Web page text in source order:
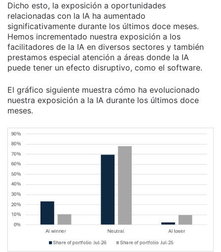
Dicho esto, la exposición a oportunidades
relacionadas con la IA ha aumentado
significativamente durante los últimos doce meses.
Hemos incrementado nuestra exposición a los
facilitadores de la IA en diversos sectores y también
prestamos especial atención a áreas donde la IA
puede tener un efecto disruptivo, como el software.
El gráfico siguiente muestra cómo ha evolucionado
nuestra exposición a la IA durante los últimos doce
meses.